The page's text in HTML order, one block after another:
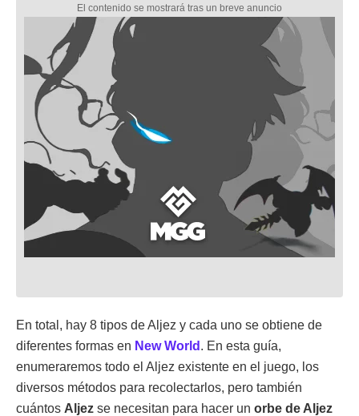
En total, hay 8 tipos de Aljez y cada uno se obtiene de
diferentes formas en New World . En esta guía,
enumeraremos todo el Aljez existente en el juego, los
diversos métodos para recolectarlos, pero también
cuántos Aljez se necesitan para hacer un orbe de Aljez